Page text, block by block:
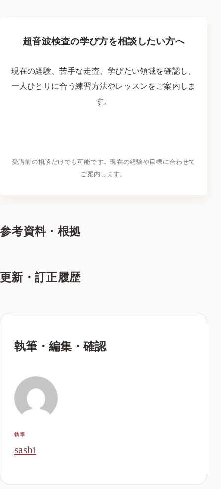
超音波検査の学び方を相談したい方へ
現在の経験、苦手な走査、学びたい領域を確認し、
一人ひとりに合う練習方法やレッスンをご案内しま
す。
受講前の相談だけでも可能です。現在の経験や目標に合わせて
ご案内します。
参考資料・根拠
更新・訂正履歴
執筆・編集・確認
執筆
sashi